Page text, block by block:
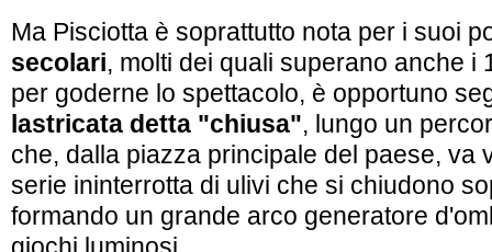
Ma Pisciotta è soprattutto nota per i suoi
secolari, molti dei quali superano anche i
per goderne lo spettacolo, è opportuno
lastricata detta "chiusa", lungo un
che, dalla piazza principale del paese, va
serie ininterrotta di ulivi che si chiudono
formando un grande arco generatore